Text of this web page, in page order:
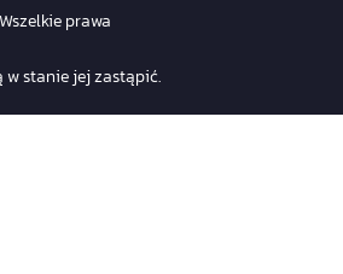
prawa
stanie jej zastąpić.